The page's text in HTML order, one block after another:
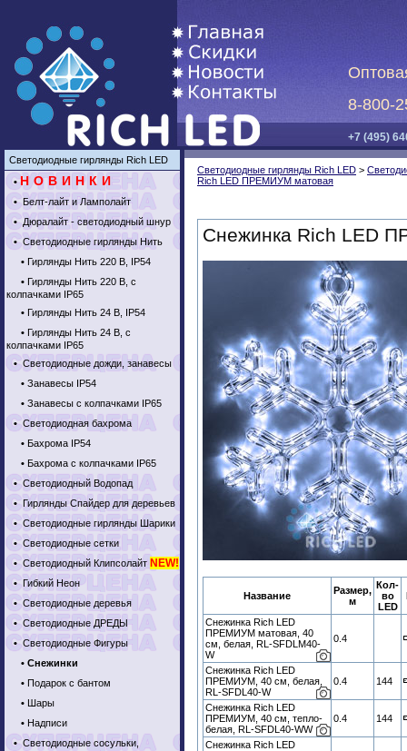
8-800-
+7 (495)
Светодиодные гирлянды Rich LED
•НОВИНКИ
•Белт-лайт и Ламполайт
•Дюралайт - светодиодный шнур
•Светодиодные гирлянды Нить
• Гирлянды Нить 220 В, IP54
• Гирлянды Нить 220 В, с
колпачками IP65
• Гирлянды Нить 24 В, IP54
• Гирлянды Нить 24 В, с
колпачками IP65
•Светодиодные дожди, занавесы
• Занавесы IP54
• Занавесы с колпачками IP65
•Светодиодная бахрома
• Бахрома IP54
• Бахрома с колпачками IP65
•Светодиодный Водопад
•Гирлянды Спайдер для деревьев
•Светодиодные гирлянды Шарики
•Светодиодные сетки
•Светодиодный Клипсолайт NEW!
•Гибкий Неон
•Светодиодные деревья
•Светодиодные ДРЕДЫ
•Светодиодные Фигуры
• Снежинки
• Подарок с бантом
• Шары
• Надписи
•Светодиодные сосульки,
Светодиодные гирлянды Rich LED >
Rich LED ПРЕМИУМ матовая
Снежинка Rich LED
Название
Размер,
м
Кол-
во
LED
Снежинка Rich LED
ПРЕМИУМ матовая, 40
см, белая, RL-SFDLM40-
W
0.4
Снежинка Rich LED
ПРЕМИУМ, 40 см, белая,
RL-SFDL40-W
0.4 144
Снежинка Rich LED
ПРЕМИУМ, 40 см, тепло-
белая, RL-SFDL40-WW
0.4 144
Снежинка Rich LED